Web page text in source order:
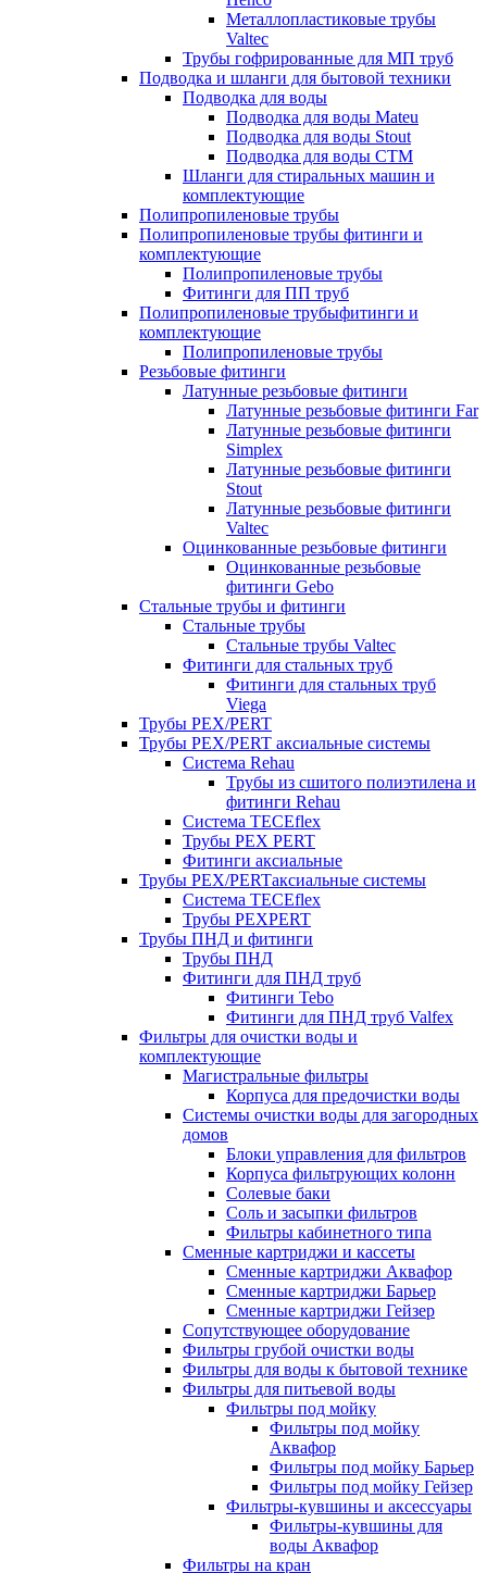
Металлопластиковые трубы
Valtec
Трубы гофрированные для МП труб
Подводка и шланги для бытовой техники
Подводка для воды
Подводка для воды Mateu
Подводка для воды Stout
Подводка для воды СТМ
Шланги для стиральных машин и
комплектующие
Полипропиленовые трубы
Полипропиленовые трубы фитинги и
комплектующие
Полипропиленовые трубы
Фитинги для ПП труб
Полипропиленовые трубыфитинги и
комплектующие
Полипропиленовые трубы
Резьбовые фитинги
Латунные резьбовые фитинги
Латунные резьбовые фитинги Far
Латунные резьбовые фитинги
Simplex
Латунные резьбовые фитинги
Stout
Латунные резьбовые фитинги
Valtec
Оцинкованные резьбовые фитинги
Оцинкованные резьбовые
фитинги Gebo
Стальные трубы и фитинги
Стальные трубы
Стальные трубы Valtec
Фитинги для стальных труб
Фитинги для стальных труб
Viega
Трубы PEX/PERT
Трубы PEX/PERT аксиальные системы
Система Rehau
Трубы из сшитого полиэтилена и
фитинги Rehau
Система TECEflex
Трубы PEX PERT
Фитинги аксиальные
Трубы PEX/PERTаксиальные системы
Система TECEflex
Трубы PEXPERT
Трубы ПНД и фитинги
Трубы ПНД
Фитинги для ПНД труб
Фитинги Tebo
Фитинги для ПНД труб Valfex
Фильтры для очистки воды и
комплектующие
Магистральные фильтры
Корпуса для предочистки воды
Системы очистки воды для загородных
домов
Блоки управления для фильтров
Корпуса фильтрующих колонн
Солевые баки
Соль и засыпки фильтров
Фильтры кабинетного типа
Сменные картриджи и кассеты
Сменные картриджи Аквафор
Сменные картриджи Барьер
Сменные картриджи Гейзер
Сопутствующее оборудование
Фильтры грубой очистки воды
Фильтры для воды к бытовой технике
Фильтры для питьевой воды
Фильтры под мойку
Фильтры под мойку
Аквафор
Фильтры под мойку Барьер
Фильтры под мойку Гейзер
Фильтры-кувшины и аксессуары
Фильтры-кувшины для
воды Аквафор
Фильтры на кран